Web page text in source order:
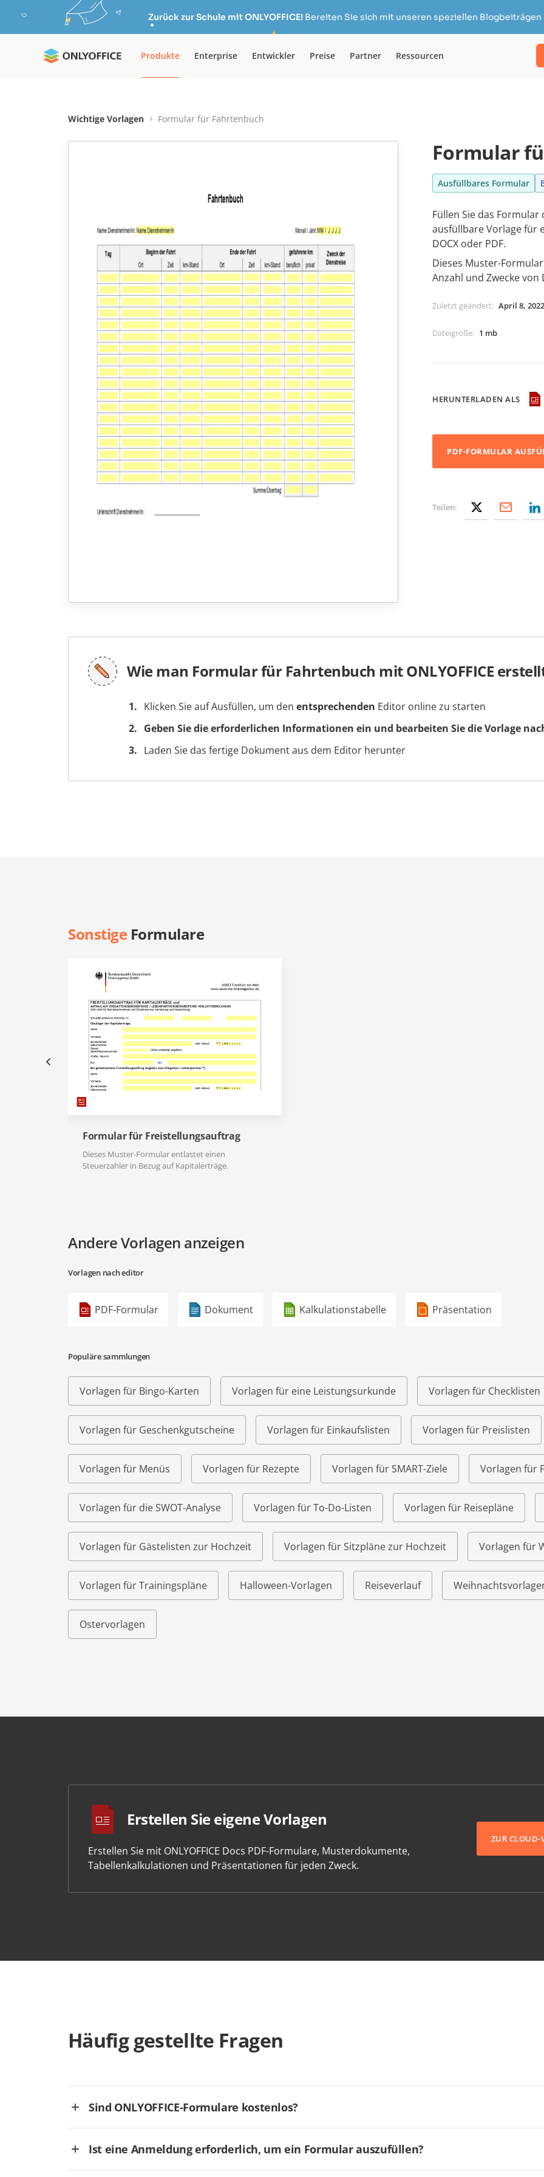
Zurück zur Schule mit ONLYOFFICE!Bereiten Sie sich mit unseren speziellen Blogbeiträgen
Produkte Enterprise Entwickler Preise Partner Ressourcen
Wichtige Vorlagen Formular für Fahrtenbuch
Formular
Ausfüllbares Formular
Füllen Sie das
ausfüllbare Vorlage für
DOCX oder PDF.
Dieses Muster-
Anzahl und Zwecke
Zuletzt geändert: April 8, 2022
Dateigröße: 1 mb
HERUNTERLADEN ALS
PDF-FORMULAR
Teilen:
Wie man Formular für Fahrtenbuch mit ONLYOFFICE
Klicken Sie auf Ausfüllen, um den entsprechenden Editor online zu starten
Geben Sie die erforderlichen Informationen ein und bearbeiten Sie die Vorlage
Laden Sie das fertige Dokument aus dem Editor herunter
SonstigeFormulare
Formular für Freistellungsauftrag
Dieses Muster-Formular entlastet einen
Steuerzahler in Bezug auf Kapitalerträge.
Andere Vorlagen anzeigen
Vorlagen nach editor
PDF-Formular Dokument Kalkulationstabelle Präsentation
Populäre sammlungen
Vorlagen für Bingo-Karten Vorlagen für eine Leistungsurkunde Vorlagen für Checklisten
Vorlagen für Geschenkgutscheine Vorlagen für Einkaufslisten Vorlagen für Preislisten
Vorlagen für Menüs Vorlagen für Rezepte Vorlagen für SMART-Ziele Vorlagen für
Vorlagen für die SWOT-Analyse Vorlagen für To-Do-Listen Vorlagen für Reisepläne
Vorlagen für Gästelisten zur Hochzeit Vorlagen für Sitzpläne zur Hochzeit Vorlagen für
Vorlagen für Trainingspläne Halloween-Vorlagen Reiseverlauf
Ostervorlagen
Erstellen Sie eigene Vorlagen
Erstellen Sie mit ONLYOFFICE Docs PDF-Formulare, Musterdokumente,
Tabellenkalkulationen und Präsentationen für jeden Zweck.
ZUR CLOUD-
Häufig gestellte Fragen
Sind ONLYOFFICE-Formulare kostenlos?
Ist eine Anmeldung erforderlich, um ein Formular auszufüllen?